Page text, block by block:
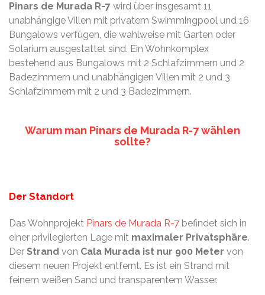
Pinars de Murada R-7 wird über insgesamt 11
unabhängige Villen mit privatem Swimmingpool und 16
Bungalows verfügen, die wahlweise mit Garten oder
Solarium ausgestattet sind. Ein Wohnkomplex
bestehend aus Bungalows mit 2 Schlafzimmern und 2
Badezimmern und unabhängigen Villen mit 2 und 3
Schlafzimmern mit 2 und 3 Badezimmern.
Warum man Pinars de Murada R-7 wählen
sollte?
Der Standort
Das Wohnprojekt Pinars de Murada R-7 befindet sich in
einer privilegierten Lage mit maximaler Privatsphäre.
Der Strand von Cala Murada ist nur 900 Meter von
diesem neuen Projekt entfernt. Es ist ein Strand mit
feinem weißen Sand und transparentem Wasser.